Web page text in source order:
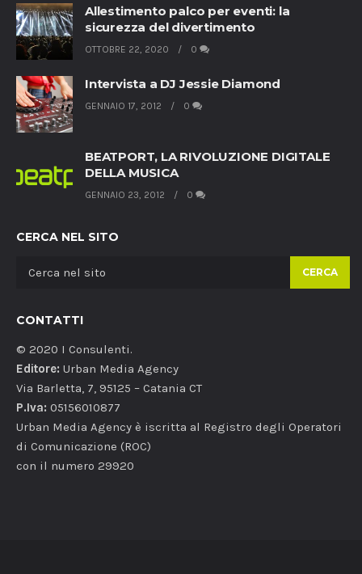
Allestimento palco per eventi: la
sicurezza del divertimento
OTTOBRE 22, 2020 0
Intervista a DJ Jessie Diamond
GENNAIO 17, 2012 0
BEATPORT, LA RIVOLUZIONE DIGITALE
DELLA MUSICA
GENNAIO 23, 2012 0
CERCA NEL SITO
CERCA
CONTATTI
© 2020 I Consulenti.
Editore: Urban Media Agency
Via Barletta, 7, 95125 – Catania CT
P.Iva: 05156010877
Urban Media Agency è iscritta al Registro degli Operatori
di Comunicazione (ROC)
con il numero 29920